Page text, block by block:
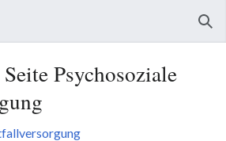
Psychosoziale